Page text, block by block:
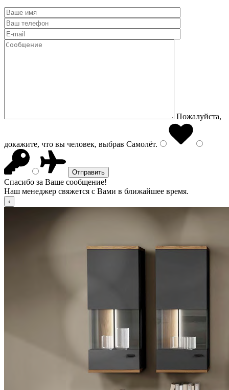
Пожалуйста,
докажите, что вы человек, выбрав Самолёт.
Спасибо за Ваше сообщение!
Наш менеджер свяжется с Вами в ближайшее время.